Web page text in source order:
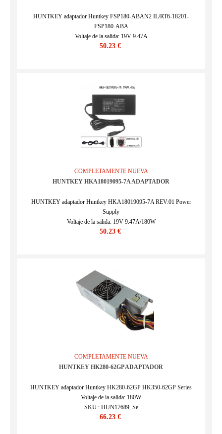
HUNTKEY adaptador Huntkey FSP180-ABAN2 IL/RT6-18201-
FSP180-ABA
Voltaje de la salida: 19V 9.47A
SKU : FSP17213_1
50.23 €
COMPLETAMENTE NUEVA
HUNTKEY HKA18019095-7A ADAPTADOR
HUNTKEY adaptador Huntkey HKA18019095-7A REV:01 Power
Supply
Voltaje de la salida: 19V 9.47A/180W
SKU : FSP17213
50.23 €
COMPLETAMENTE NUEVA
HUNTKEY HK280-62GP ADAPTADOR
HUNTKEY adaptador Huntkey HK280-62GP HK350-62GP Series
Voltaje de la salida: 180W
SKU : HUN17689_Se
66.23 €